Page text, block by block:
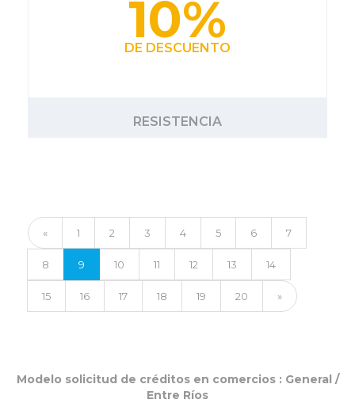
10%
DE DESCUENTO
RESISTENCIA
« 1 2 3 4 5 6 7
8 9 10 11 12 13 14
15 16 17 18 19 20 »
Modelo solicitud de créditos en comercios : General /
Entre Ríos